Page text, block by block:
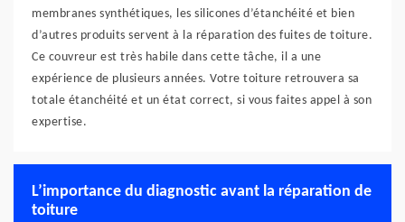
membranes synthétiques, les silicones d’étanchéité et bien
d’autres produits servent à la réparation des fuites de toiture.
Ce couvreur est très habile dans cette tâche, il a une
expérience de plusieurs années. Votre toiture retrouvera sa
totale étanchéité et un état correct, si vous faites appel à son
expertise.
L’importance du diagnostic avant la réparation de
toiture